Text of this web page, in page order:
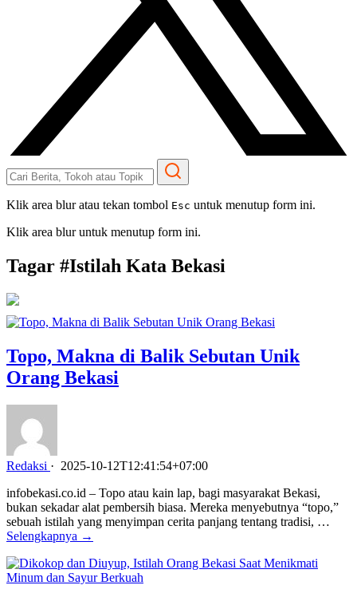
Klik area blur atau tekan tombol Esc untuk menutup form ini.
Klik area blur untuk menutup form ini.
Tagar #Istilah Kata Bekasi
Topo, Makna di Balik Sebutan Unik
Orang Bekasi
Redaksi · 2025-10-12T12:41:54+07:00
infobekasi.co.id – Topo atau kain lap, bagi masyarakat Bekasi,
bukan sekadar alat pembersih biasa. Mereka menyebutnya “topo,”
sebuah istilah yang menyimpan cerita panjang tentang tradisi, …
Selengkapnya →